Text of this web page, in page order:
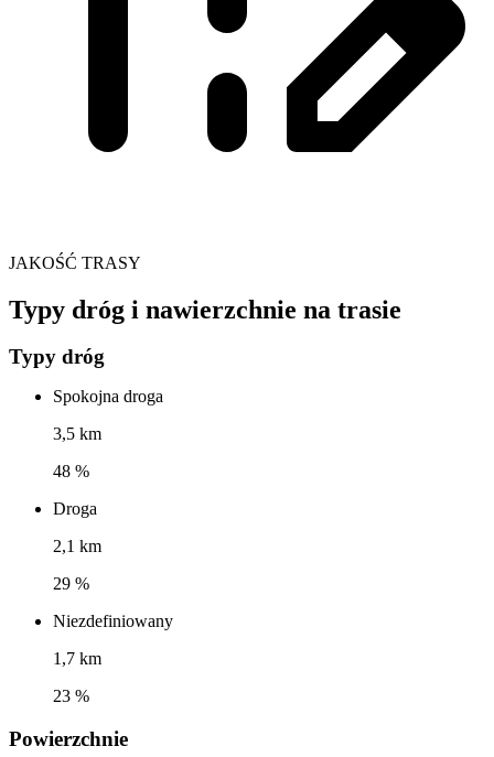
JAKOŚĆ TRASY
Typy dróg i nawierzchnie na trasie
Typy dróg
Spokojna droga
3,5 km
48 %
Droga
2,1 km
29 %
Niezdefiniowany
1,7 km
23 %
Powierzchnie